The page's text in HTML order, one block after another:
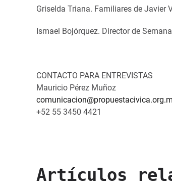
Griselda Triana. Familiares de Javier
Ismael Bojórquez. Director de
CONTACTO PARA ENTREVISTAS
Mauricio Pérez Muñoz
+52 55 3450 4421
Artículos